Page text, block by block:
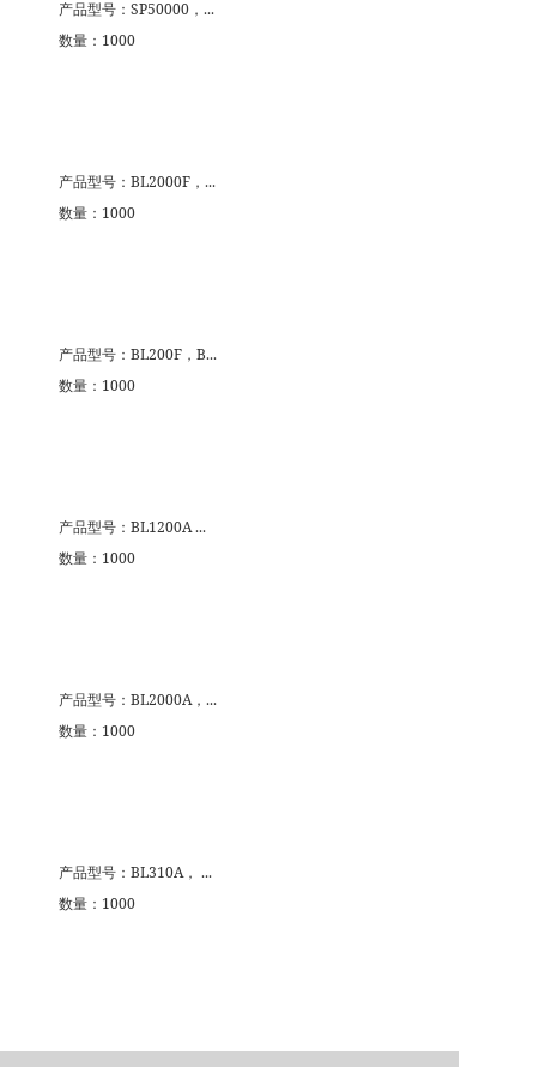
产品型号：SP50000，...
数量：1000
产品型号：BL2000F，...
数量：1000
产品型号：BL200F，B...
数量：1000
产品型号：BL1200A ...
数量：1000
产品型号：BL2000A，...
数量：1000
产品型号：BL310A， ...
数量：1000